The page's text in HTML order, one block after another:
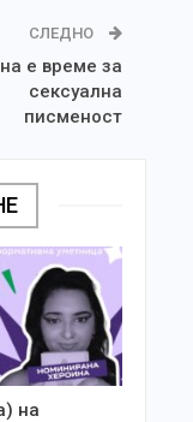
СЛЕДНО
е време за
сексуална
писменост
на